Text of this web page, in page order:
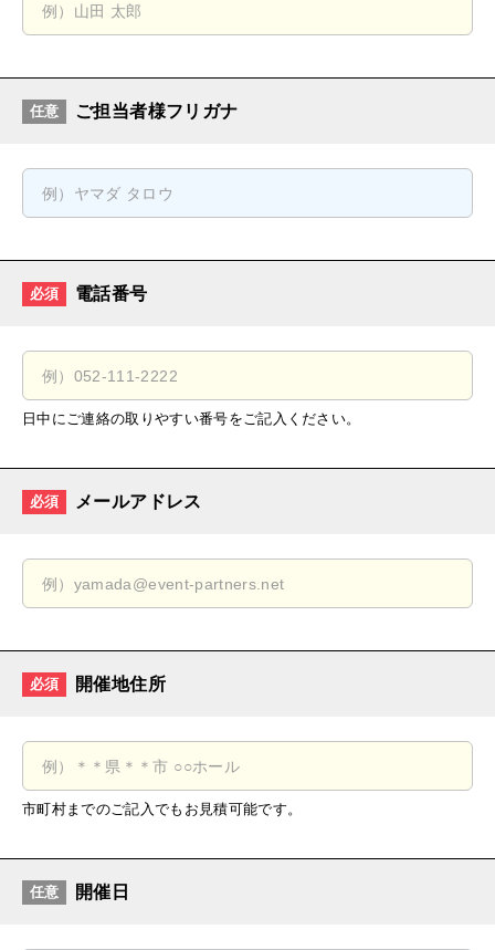
任意 ご担当者様フリガナ
必須 電話番号
日中にご連絡の取りやすい番号をご記入ください。
必須 メールアドレス
必須 開催地住所
市町村までのご記入でもお見積可能です。
任意 開催日